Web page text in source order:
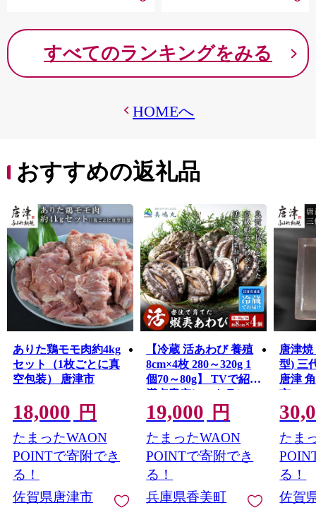
すべてのランキングをみる
HOMEへ
おすすめの返礼品
ありた鶏モモ肉約4kg
セット（1枚ごとに真
空包装） 唐津市
18,000 円
たまったWAON
POINTで寄附でき
る！
佐賀県唐津市
【冷蔵 活あわび 養殖
8cm×4枚 280～320g 1
個70～80g】 TVで紹介
満点青空レストラン
国産 アワビ 鮑 活アワ
ビ あわび 海鮮 刺身
BBQ レシピ入り 人気
テレビ TV 紹介 話題
おすすめ ふるさと納
税 返礼品 兵庫県 香美
町 香住 山陰 美嶋丸
19,000 円
たまったWAON
POINTで寄附でき
る！
兵庫県香美町
唐津
型) 三
唐津
市
たま
る！
佐賀